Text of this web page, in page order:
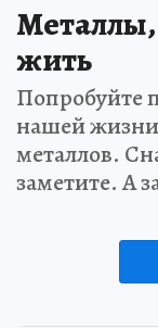
жить
Попробуйте
нашей жизни
металлов.
заметите. А